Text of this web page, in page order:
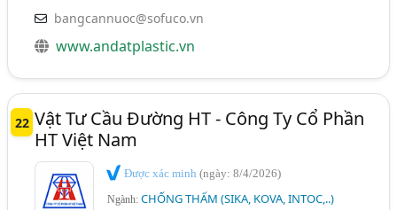
bangcannuoc@sofuco.vn
www.andatplastic.vn
22 Vật Tư Cầu Đường HT - Công Ty Cổ Phần
HT Việt Nam
Được xác minh(ngày: 8/4/2026)
Ngành:CHỐNG THẤM (SIKA, KOVA, INTOC,..)